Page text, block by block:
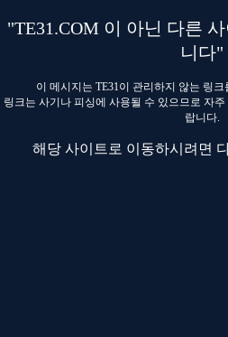
"TE31.COM 이 아닌 다른
니다"
이 메시지는 TE31이 관리하지 않는 링
링크는 사기나 피싱에 사용될 수 있으므로 자
랍니다.
해당 사이트로 이동하시려면